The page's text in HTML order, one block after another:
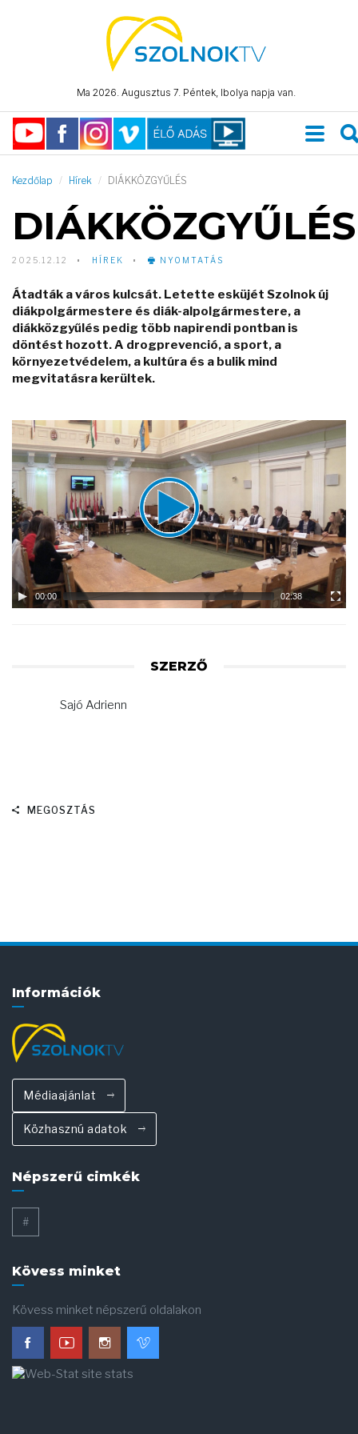
Ma 2026. Augusztus 7. Péntek, Ibolya napja van.
Kezdőlap Hírek DIÁKKÖZGYŰLÉS
DIÁKKÖZGYŰLÉS
2025.12.12 HÍREK NYOMTATÁS
Átadták a város kulcsát. Letette esküjét Szolnok új
diákpolgármestere és diák-alpolgármestere, a
diákközgyűlés pedig több napirendi pontban is
döntést hozott. A drogprevenció, a sport, a
környezetvédelem, a kultúra és a bulik mind
megvitatásra kerültek.
Video
Player
00:00 02:38
SZERZŐ
Sajó Adrienn
MEGOSZTÁS
Információk
Médiaajánlat
Közhasznú adatok
Népszerű cimkék
#
Kövess minket
Kövess minket népszerű oldalakon